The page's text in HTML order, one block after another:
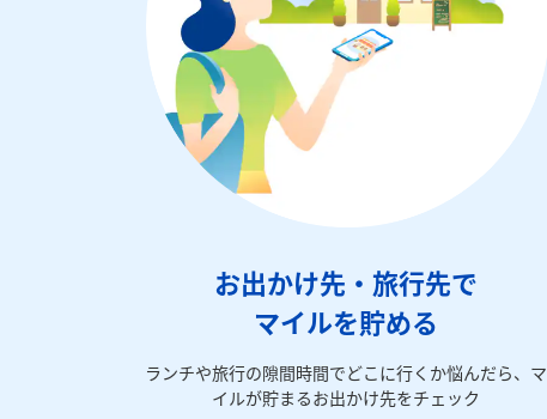
お出かけ先・旅行先で
マイルを貯める
ランチや旅行の隙間時間でどこに行くか悩んだら、マ
イルが貯まるお出かけ先をチェック